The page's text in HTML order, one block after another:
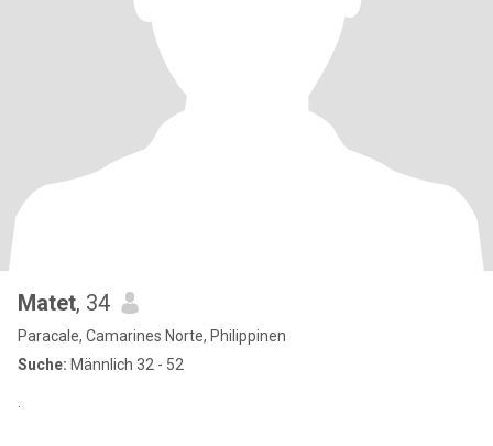
Matet, 34
Paracale, Camarines Norte, Philippinen
Suche: Männlich 32 - 52